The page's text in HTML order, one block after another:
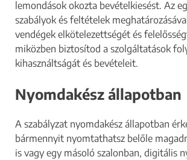
lemondások okozta bevételkiesést. Az
szabályok és feltételek
vendégek elkötelezettségét és
miközben biztosítod a szolgáltatások
kihasználtságát és bevételeit.
Nyomdakész állapotban
A szabályzat nyomdakész állapotban
bármennyit nyomtathatsz belőle
is vagy egy másoló szalonban, digitális